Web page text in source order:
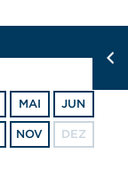
MAI JUN
NOV DEZ